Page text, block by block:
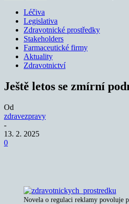
Léčiva
Legislativa
Zdravotnické prostředky
Stakeholders
Farmaceutické firmy
Aktuality
Zdravotnictví
Ještě letos se zmírní
Od
zdravezpravy
-
13. 2. 2025
0
Novela o regulaci reklamy povoluje